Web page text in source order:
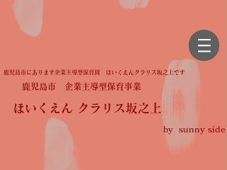
鹿児島市にあります企業主導型保育園 ほいくえんクラリス坂之上です
鹿児島市 企業主導型保育事業
ほいくえん クラリス坂之上
by sunny side